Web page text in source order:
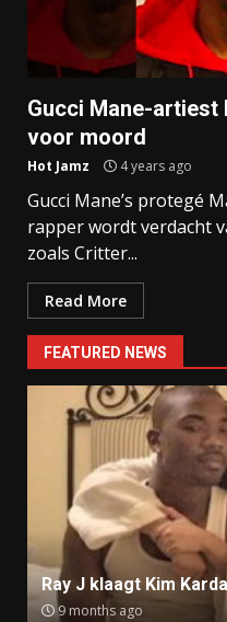
Gucci Mane-
voor moord
Hot Jamz 4 years ago
Gucci Mane’s protegé
rapper wordt verdacht
zoals Critter...
Read More
FEATURED NEWS
Ray J klaagt Kim
9 months ago